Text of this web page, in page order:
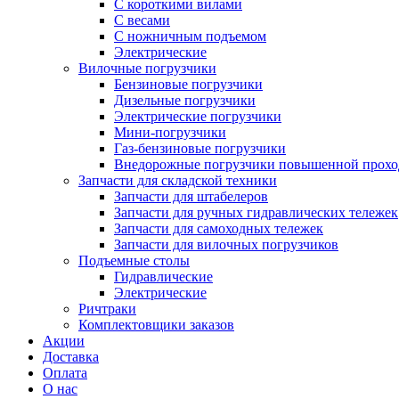
С короткими вилами
С весами
С ножничным подъемом
Электрические
Вилочные погрузчики
Бензиновые погрузчики
Дизельные погрузчики
Электрические погрузчики
Мини-погрузчики
Газ-бензиновые погрузчики
Внедорожные погрузчики повышенной
Запчасти для складской техники
Запчасти для штабелеров
Запчасти для ручных гидравлических тележек
Запчасти для самоходных тележек
Запчасти для вилочных погрузчиков
Подъемные столы
Гидравлические
Электрические
Ричтраки
Комплектовщики заказов
Акции
Доставка
Оплата
О нас